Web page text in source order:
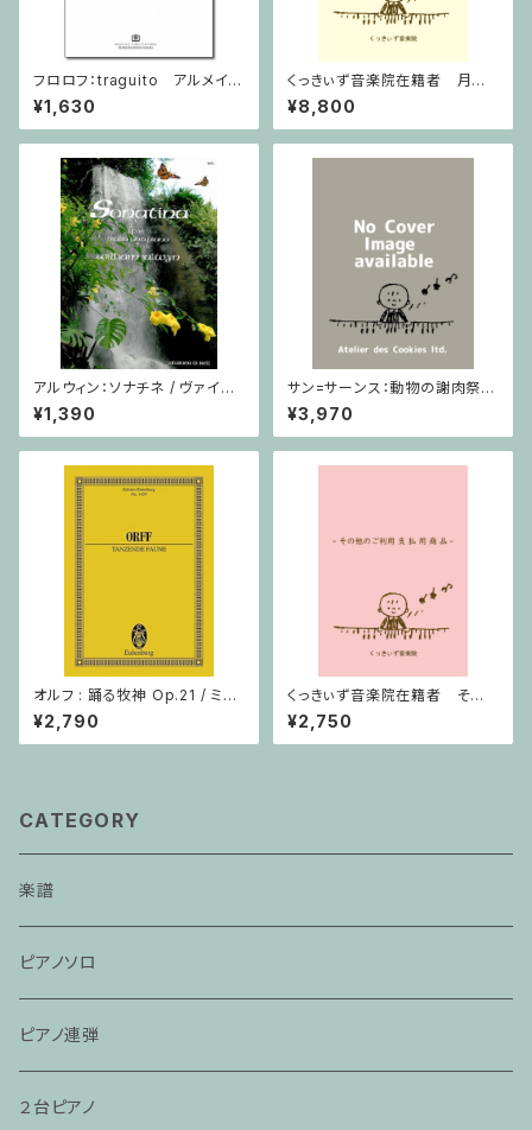
フロロフ：traguito アルメイダ
の主題による即興曲 / ヴァイオ
リン・ピアノ
¥1,630
くっきぃず音楽院在籍者 月謝
支払用商品 ピアノ科 ３０分
¥8,800
アルウィン：ソナチネ / ヴァイオ
リン・ピアノ
¥1,390
サン=サーンス：動物の謝肉祭 D
urand / ミニチュアスコア
¥3,970
オルフ : 踊る牧神 Op.21 / ミニ
チュアスコア
¥2,790
くっきぃず音楽院在籍者 その
他のご利用支払用商品 おば
けのぼうけん１巻
¥2,750
CATEGORY
楽譜
ピアノソロ
ピアノ連弾
２台ピアノ